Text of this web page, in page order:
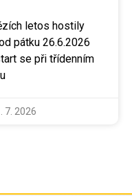
letos hostily
pátku 26.6.2026
se při třídenním
7. 2026